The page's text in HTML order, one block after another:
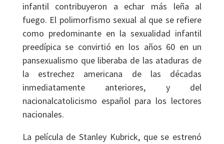
infantil contribuyeron a echar más leña al
fuego. El polimorfismo sexual al que se refiere
como predominante en la sexualidad infantil
preedípica se convirtió en los años 60 en un
pansexualismo que liberaba de las ataduras de
la estrechez americana de las décadas
inmediatamente anteriores, y del
nacionalcatolicismo español para los lectores
nacionales.
La película de Stanley Kubrick, que se estrenó